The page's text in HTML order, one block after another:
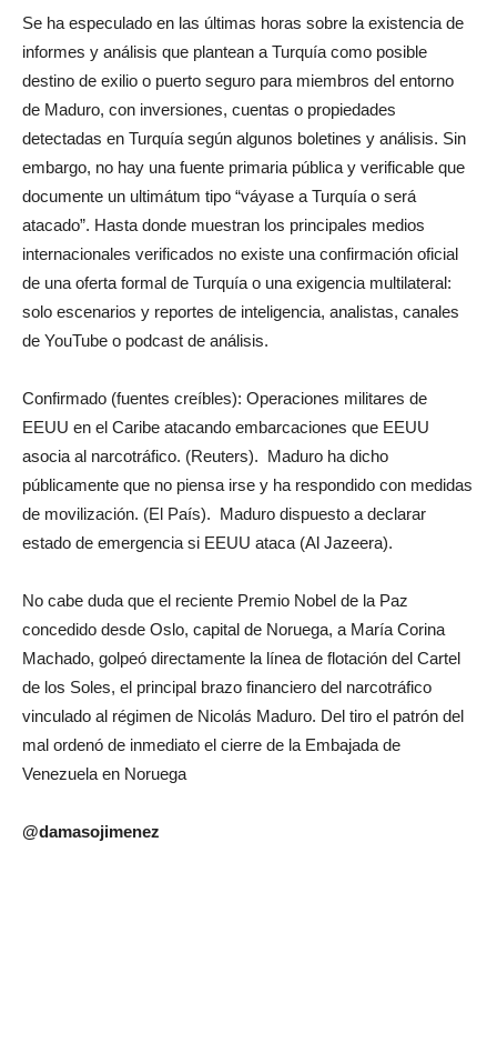
Se ha especulado en las últimas horas sobre la existencia de
informes y análisis que plantean a Turquía como posible
destino de exilio o puerto seguro para miembros del entorno
de Maduro, con inversiones, cuentas o propiedades
detectadas en Turquía según algunos boletines y análisis. Sin
embargo, no hay una fuente primaria pública y verificable que
documente un ultimátum tipo “váyase a Turquía o será
atacado”. Hasta donde muestran los principales medios
internacionales verificados no existe una confirmación oficial
de una oferta formal de Turquía o una exigencia multilateral:
solo escenarios y reportes de inteligencia, analistas, canales
de YouTube o podcast de análisis.
Confirmado (fuentes creíbles): Operaciones militares de
EEUU en el Caribe atacando embarcaciones que EEUU
asocia al narcotráfico. (Reuters). Maduro ha dicho
públicamente que no piensa irse y ha respondido con medidas
de movilización. (El País). Maduro dispuesto a declarar
estado de emergencia si EEUU ataca (Al Jazeera).
No cabe duda que el reciente Premio Nobel de la Paz
concedido desde Oslo, capital de Noruega, a María Corina
Machado, golpeó directamente la línea de flotación del Cartel
de los Soles, el principal brazo financiero del narcotráfico
vinculado al régimen de Nicolás Maduro. Del tiro el patrón del
mal ordenó de inmediato el cierre de la Embajada de
Venezuela en Noruega
@damasojimenez